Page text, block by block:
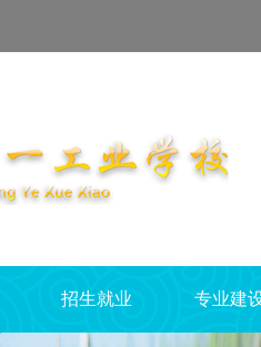
招生就业 专业建